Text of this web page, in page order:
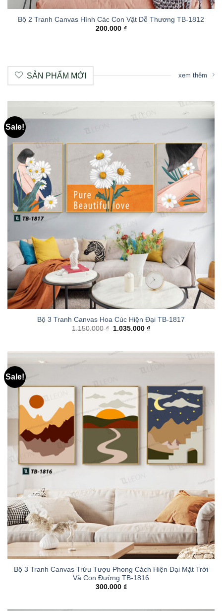
Bộ 2 Tranh Canvas Hình Các Con Vật Dễ Thương TB-1812
200.000 ₫
SẢN PHẨM MỚI xem thêm
Sale!
Bộ 3 Tranh Canvas Hoa Cúc Hiện Đại TB-1817
1.150.000₫ 1.035.000₫
Sale!
Bộ 3 Tranh Canvas Trừu Tượu Phong Cách Hiện Đại Mặt Trời
Và Con Đường TB-1816
300.000 ₫